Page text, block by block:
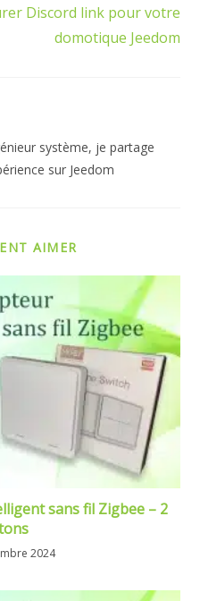
Discord link pour votre
domotique Jeedom
système, je partage
sur Jeedom
AIMER
sans fil Zigbee – 2
2024